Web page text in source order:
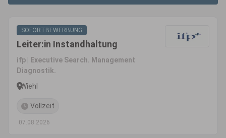
SOFORTBEWERBUNG
Leiter:in Instandhaltung
ifp | Executive Search. Management
Diagnostik.
Wiehl
Vollzeit
07.08.2026